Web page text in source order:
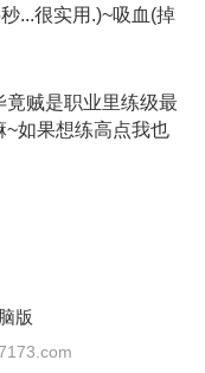
...很实用.)~吸血(掉
贼是职业里练级最
~如果想练高点我也
版